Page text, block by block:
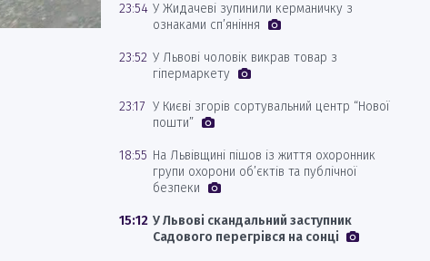
23:54 У Жидачеві зупинили керманичку з
ознаками сп’яніння
23:52 У Львові чоловік викрав товар з
гіпермаркету
23:17 У Києві згорів сортувальний центр “Нової
пошти”
18:55 На Львівщині пішов із життя охоронник
групи охорони об’єктів та публічної
безпеки
15:12 У Львові скандальний заступник
Садового перегрівся на сонці